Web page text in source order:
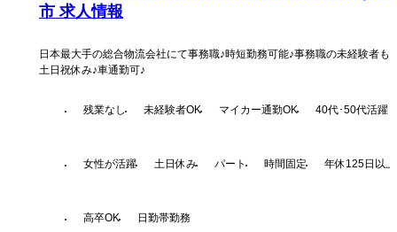
市 求人情報
日本最大手の総合物流会社にて事務職♪時短勤務可能♪事務職の未経験者も
土日祝休み♪車通勤可♪
残業なし 未経験者OK マイカー通勤OK 40代･50代活躍
女性が活躍 土日休み パート 時間固定 年休125日以上
高卒OK 日勤帯勤務